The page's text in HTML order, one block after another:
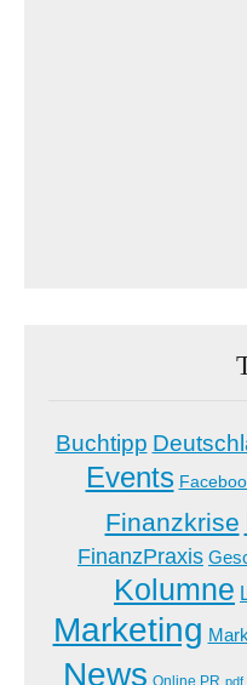
Buchtipp
Events
Finanzkrise
FinanzPraxis
Kolumne
Marketing
News Online PR pdf